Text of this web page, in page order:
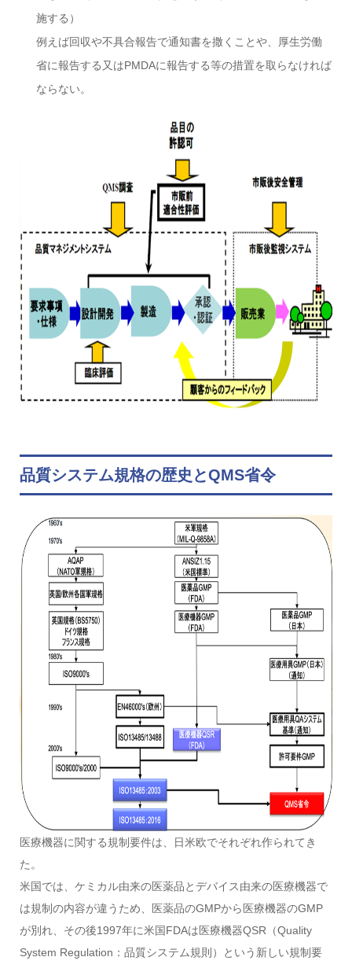
施する）
例えば回収や不具合報告で通知書を撒くことや、厚生労働
省に報告する又はPMDAに報告する等の措置を取らなければ
ならない。
品質システム規格の歴史とQMS省令
医療機器に関する規制要件は、日米欧でそれぞれ作られてき
た。
米国では、ケミカル由来の医薬品とデバイス由来の医療機器で
は規制の内容が違うため、医薬品のGMPから医療機器のGMP
が別れ、その後1997年に米国FDAは医療機器QSR（Quality
System Regulation：品質システム規則）という新しい規制要